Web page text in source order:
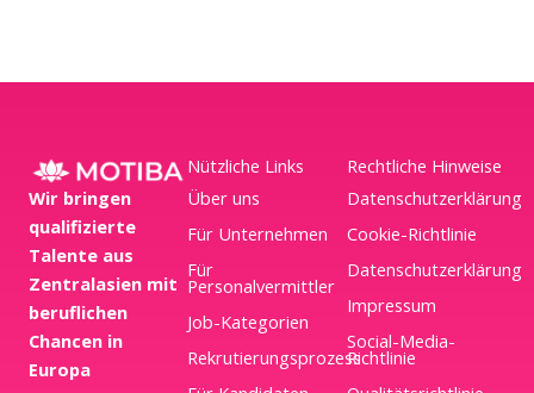
Wir bringen
qualifizierte
Talente aus
Zentralasien mit
beruflichen
Chancen in
Europa
Nützliche Links
Über uns
Für Unternehmen
Für
Personalvermittler
Job-Kategorien
Rekrutierungsprozess
Rechtliche Hinweise
Datenschutzerklärung
Cookie-Richtlinie
Datenschutzerklärung
Impressum
Social-Media-
Richtlinie